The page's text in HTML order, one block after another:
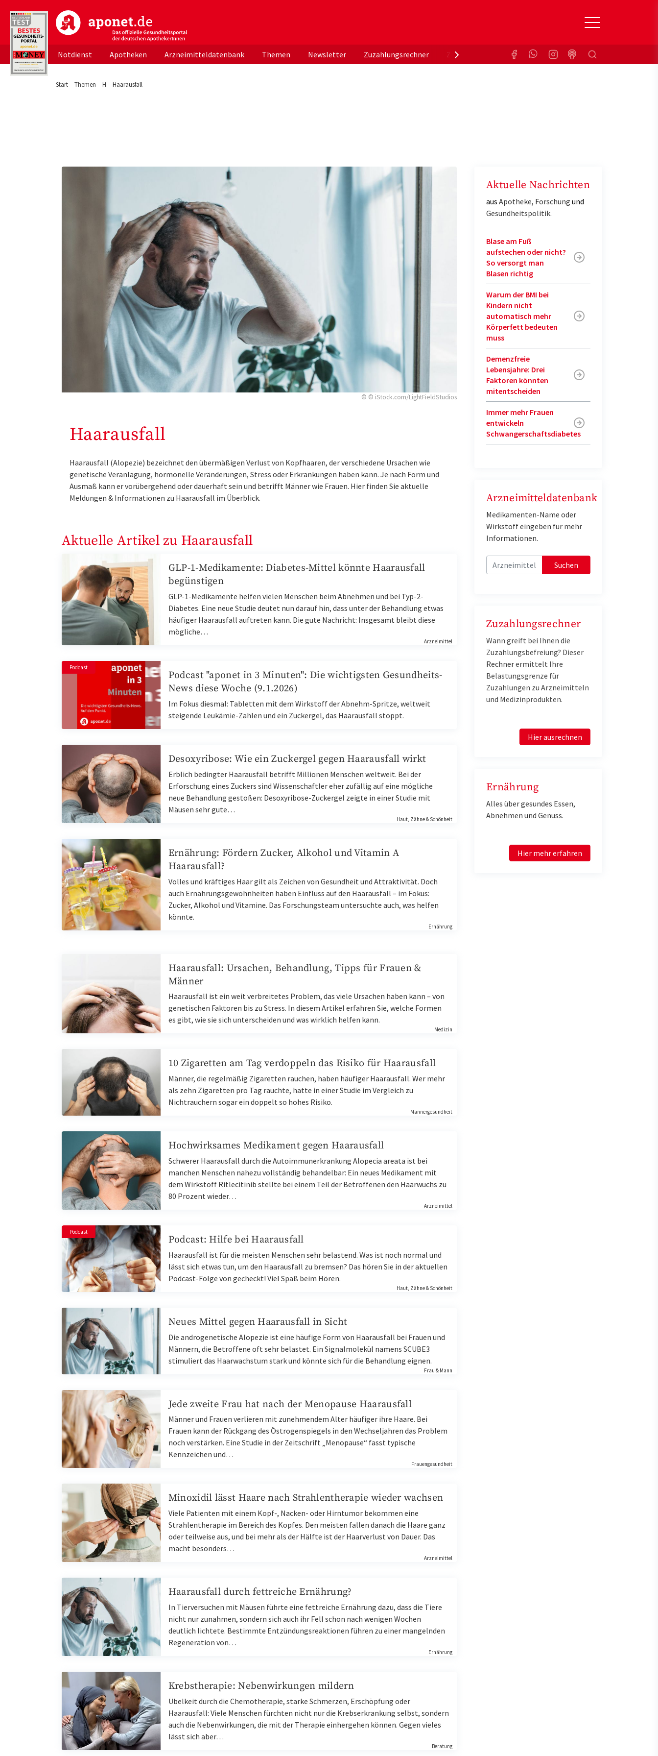
aponet.de - Das offizielle Gesundheitsportal der deutschen ApothekerInnen
Notdienst Apotheken Arzneimitteldatenbank Themen Newsletter Zuzahlungsrechner Zuzahlungsbefreiung KrankenkasseSuchen
Start Themen H Haarausfall
© © iStock.com/LightFieldStudios
Haarausfall
Haarausfall (Alopezie) bezeichnet den übermäßigen Verlust von Kopfhaaren, der verschiedene Ursachen wie
genetische Veranlagung, hormonelle Veränderungen, Stress oder Erkrankungen haben kann. Je nach Form und
Ausmaß kann er vorübergehend oder dauerhaft sein und betrifft Männer wie Frauen. Hier finden Sie aktuelle
Meldungen & Informationen zu Haarausfall im Überblick.
Aktuelle Artikel zu Haarausfall
GLP-1-Medikamente: Diabetes-Mittel könnte Haarausfall
begünstigen
GLP-1-Medikamente helfen vielen Menschen beim Abnehmen und bei Typ-2-
Diabetes. Eine neue Studie deutet nun darauf hin, dass unter der Behandlung etwas
häufiger Haarausfall auftreten kann. Die gute Nachricht: Insgesamt bleibt diese
mögliche…
Arzneimittel
Podcast "aponet in 3 Minuten": Die wichtigsten Gesundheits-
News diese Woche (9.1.2026)
Im Fokus diesmal: Tabletten mit dem Wirkstoff der Abnehm-Spritze, weltweit
steigende Leukämie-Zahlen und ein Zuckergel, das Haarausfall stoppt.
Podcast
Desoxyribose: Wie ein Zuckergel gegen Haarausfall wirkt
Erblich bedingter Haarausfall betrifft Millionen Menschen weltweit. Bei der
Erforschung eines Zuckers sind Wissenschaftler eher zufällig auf eine mögliche
neue Behandlung gestoßen: Desoxyribose-Zuckergel zeigte in einer Studie mit
Mäusen sehr gute…
Haut, Zähne & Schönheit
Ernährung: Fördern Zucker, Alkohol und Vitamin A
Haarausfall?
Volles und kräftiges Haar gilt als Zeichen von Gesundheit und Attraktivität. Doch
auch Ernährungsgewohnheiten haben Einfluss auf den Haarausfall – im Fokus:
Zucker, Alkohol und Vitamine. Das Forschungsteam untersuchte auch, was helfen
könnte.
Ernährung
Haarausfall: Ursachen, Behandlung, Tipps für Frauen &
Männer
Haarausfall ist ein weit verbreitetes Problem, das viele Ursachen haben kann – von
genetischen Faktoren bis zu Stress. In diesem Artikel erfahren Sie, welche Formen
es gibt, wie sie sich unterscheiden und was wirklich helfen kann.
Medizin
10 Zigaretten am Tag verdoppeln das Risiko für Haarausfall
Männer, die regelmäßig Zigaretten rauchen, haben häufiger Haarausfall. Wer mehr
als zehn Zigaretten pro Tag rauchte, hatte in einer Studie im Vergleich zu
Nichtrauchern sogar ein doppelt so hohes Risiko.
Männergesundheit
Hochwirksames Medikament gegen Haarausfall
Schwerer Haarausfall durch die Autoimmunerkrankung Alopecia areata ist bei
manchen Menschen nahezu vollständig behandelbar: Ein neues Medikament mit
dem Wirkstoff Ritlecitinib stellte bei einem Teil der Betroffenen den Haarwuchs zu
80 Prozent wieder…
Arzneimittel
Podcast: Hilfe bei Haarausfall
Haarausfall ist für die meisten Menschen sehr belastend. Was ist noch normal und
lässt sich etwas tun, um den Haarausfall zu bremsen? Das hören Sie in der aktuellen
Podcast-Folge von gecheckt! Viel Spaß beim Hören.
Podcast
Haut, Zähne & Schönheit
Neues Mittel gegen Haarausfall in Sicht
Die androgenetische Alopezie ist eine häufige Form von Haarausfall bei Frauen und
Männern, die Betroffene oft sehr belastet. Ein Signalmolekül namens SCUBE3
stimuliert das Haarwachstum stark und könnte sich für die Behandlung eignen.
Frau & Mann
Jede zweite Frau hat nach der Menopause Haarausfall
Männer und Frauen verlieren mit zunehmendem Alter häufiger ihre Haare. Bei
Frauen kann der Rückgang des Östrogenspiegels in den Wechseljahren das Problem
noch verstärken. Eine Studie in der Zeitschrift „Menopause“ fasst typische
Kennzeichen und…
Frauengesundheit
Minoxidil lässt Haare nach Strahlentherapie wieder wachsen
Viele Patienten mit einem Kopf-, Nacken- oder Hirntumor bekommen eine
Strahlentherapie im Bereich des Kopfes. Den meisten fallen danach die Haare ganz
oder teilweise aus, und bei mehr als der Hälfte ist der Haarverlust von Dauer. Das
macht besonders…
Arzneimittel
Haarausfall durch fettreiche Ernährung?
In Tierversuchen mit Mäusen führte eine fettreiche Ernährung dazu, dass die Tiere
nicht nur zunahmen, sondern sich auch ihr Fell schon nach wenigen Wochen
deutlich lichtete. Bestimmte Entzündungsreaktionen führen zu einer mangelnden
Regeneration von…
Ernährung
Krebstherapie: Nebenwirkungen mildern
Übelkeit durch die Chemotherapie, starke Schmerzen, Erschöpfung oder
Haarausfall: Viele Menschen fürchten nicht nur die Krebserkrankung selbst, sondern
auch die Nebenwirkungen, die mit der Therapie einhergehen können. Gegen vieles
lässt sich aber…
Beratung
Aktuelle Nachrichten
aus Apotheke, Forschung und
Gesundheitspolitik.
Blase am Fuß
aufstechen oder nicht?
So versorgt man
Blasen richtig
Warum der BMI bei
Kindern nicht
automatisch mehr
Körperfett bedeuten
muss
Demenzfreie
Lebensjahre: Drei
Faktoren könnten
mitentscheiden
Immer mehr Frauen
entwickeln
Schwangerschaftsdiabetes
Arzneimitteldatenbank
Medikamenten-Name oder
Wirkstoff eingeben für mehr
Informationen.
Suchen
Zuzahlungsrechner
Wann greift bei Ihnen die
Zuzahlungsbefreiung? Dieser
Rechnerermittelt Ihre
Belastungsgrenze für
Zuzahlungen zu Arzneimitteln
und Medizinprodukten.
Hier ausrechnen
Ernährung
Alles über gesundes Essen,
Abnehmen und Genuss.
Hier mehr erfahren